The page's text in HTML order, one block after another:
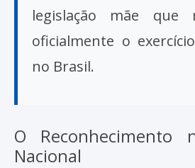
legislação mãe que
oficialmente o
no Brasil.
O Reconhecimento
Nacional